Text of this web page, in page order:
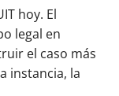
hoy. El
legal en
el caso más
instancia, la